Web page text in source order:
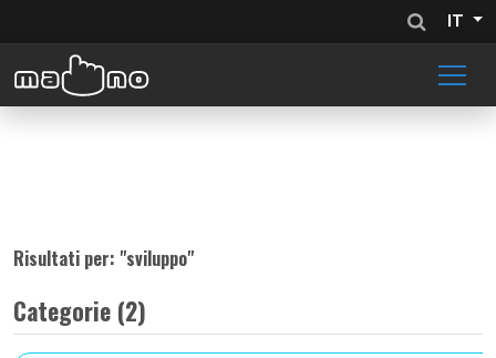
IT
Risultati per: "sviluppo"
Categorie (2)